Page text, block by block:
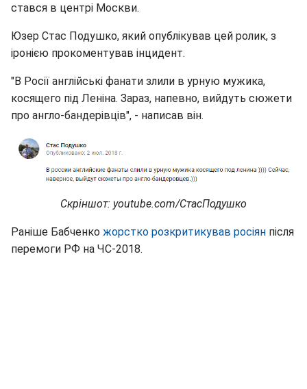
стався в центрі Москви.
Юзер Стас Подушко, який опублікував цей ролик, з
іронією прокоментував інцидент.
"В Росії англійські фанати злили в урную мужика,
косящего під Леніна. Зараз, напевно, вийдуть сюжети
про англо-бандерівців", - написав він.
Скріншот: youtube.com/СтасПодушко
Раніше Бабченко жорстко розкритикував росіян після
перемоги РФ на ЧС-2018.